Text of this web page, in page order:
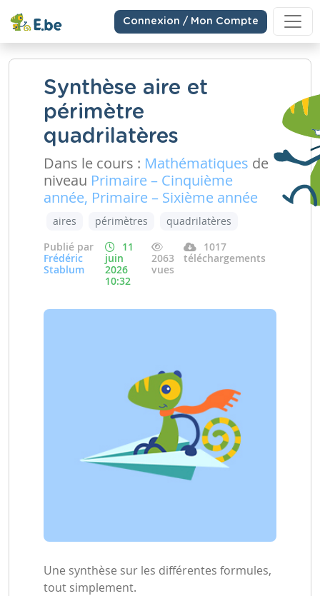
Connexion / Mon Compte
Synthèse aire et
périmètre
quadrilatères
Dans le cours : Mathématiques de
niveau Primaire – Cinquième
année, Primaire – Sixième année
aires périmètres
quadrilatères
Publié par
Frédéric
Stablum
11
juin
2026
10:32
2063
vues
1017
téléchargements
Une synthèse sur les différentes formules,
tout simplement.